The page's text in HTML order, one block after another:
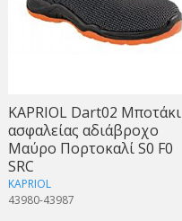
KAPRIOL Dart02 Μποτάκι
ασφαλείας αδιάβροχο
Μαύρο Πορτοκαλί S0 F0
SRC
KAPRIOL
43980-43987